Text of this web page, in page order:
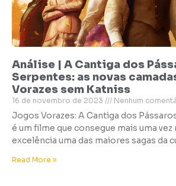
Análise | A Cantiga dos
Serpentes: as novas
Vorazes sem Katniss
16 de novembro de 2023 Nenhum
Jogos Vorazes: A Cantiga dos
é um filme que consegue mais uma vez
excelência uma das maiores sagas da
Read More »